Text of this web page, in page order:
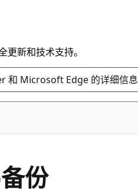
新和技术支持。
和 Microsoft Edge 的详细信息
份